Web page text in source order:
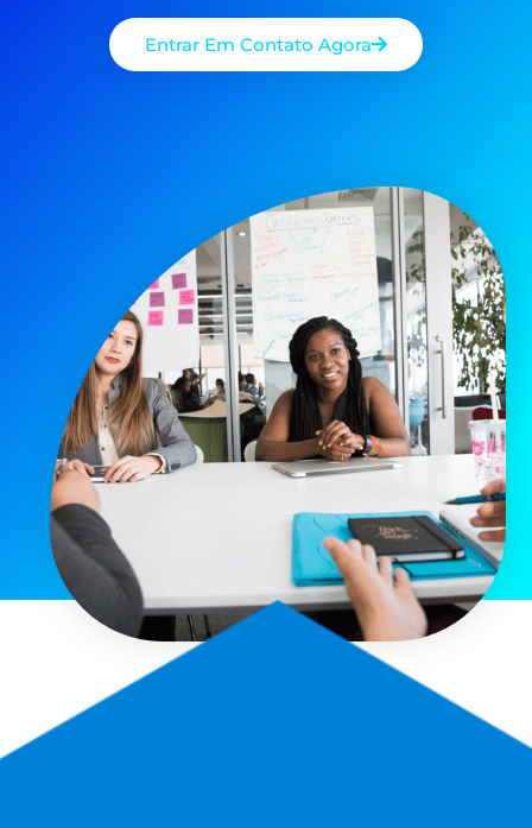
Entrar Em Contato Agora